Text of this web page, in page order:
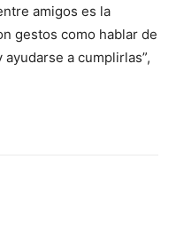
amigos es la
gestos como hablar de
a cumplirlas”,